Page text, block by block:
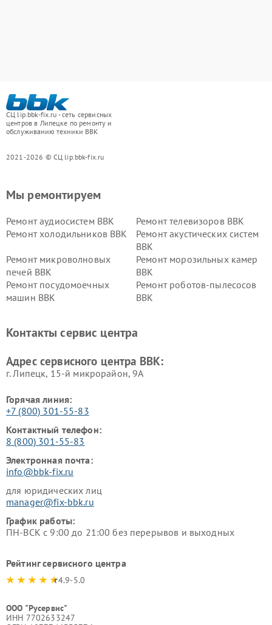
СЦ lip.bbk-fix.ru - сеть сервисных
центров в Липецке по ремонту и
обслуживанию техники BBK
2021-2026 © СЦ lip.bbk-fix.ru
Мы ремонтируем
Ремонт аудиосистем BBK
Ремонт телевизоров BBK
Ремонт холодильников BBK
Ремонт акустических систем
BBK
Ремонт микроволновых
печей BBK
Ремонт морозильных камер
BBK
Ремонт посудомоечных
машин BBK
Ремонт роботов-пылесосов
BBK
Ремонт винных шкафов BBK
Контакты сервис центра
Адрес сервисного центра BBK:
г. Липецк, 15-й микрорайон, 9А
Горячая линия:
+7 (800) 301-55-83
Контактный телефон:
8 (800) 301-55-83
Электронная почта:
info@bbk-fix.ru
для юридических лиц
manager@fix-bbk.ru
График работы:
ПН-ВСК с 9:00 до 21:00 без перерывов и выходных
Рейтинг сервисного центра
4.9-5.0
ООО "Русервис"
ИНН 7702633247